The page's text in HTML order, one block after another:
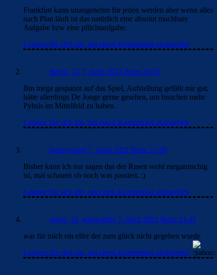
Frankfurt kann unangenehm für jeden werden aber wenn alles
nach Plan läuft ist das natürlich eine absolut machbare
Aufgabe bzw eine pflichtaufgabe.
Loggen Sie sich ein, um einen Kommentar abzugeben
Barca_22 7. April 2022 Beim 20:35
Bin mega gespannt auf das Spiel, Aufstellung gefällt mir gut,
hätte allerdings De Jonge gerne gesehen, um bisschen mehr
Pyhsis im Mittelfeld zu haben.
Loggen Sie sich ein, um einen Kommentar abzugeben
bretterwand 7. April 2022 Beim 21:28
Bisher kann ich nur sagen das der Rasen wohl megarutschig
ist, mal schauen ob noch was passiert. :)
Loggen Sie sich ein, um einen Kommentar abzugeben
messi_10_goatwaithe 7. April 2022 Beim 21:42
war für mich ein elfer der zum glück nicht gegeben wurde
Loggen Sie sich ein, um einen Kommentar abzugeben